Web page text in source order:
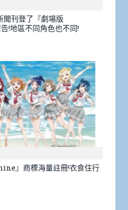
聞刊登了『劇場版
!地區不同角色也不同!
』商標海量註冊!衣食住行